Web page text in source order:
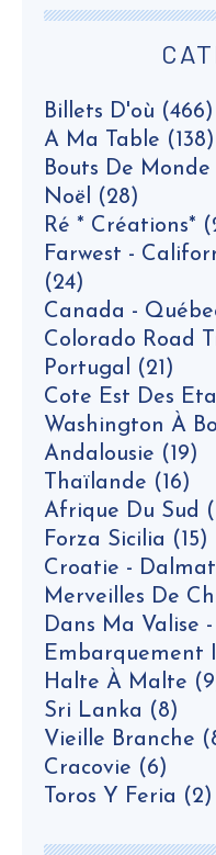
Billets D'où (466)
A Ma Table (138)
Bouts De Monde
Noël (28)
Ré * Créations*
Farwest -
(24)
Canada -
Colorado Road
Portugal (21)
Cote Est Des
Washington À
Andalousie (19)
Thaïlande (16)
Afrique Du Sud
Forza Sicilia (15)
Croatie -
Merveilles De
Dans Ma Valise -
Embarquement
Halte À Malte
Sri Lanka (8)
Vieille Branche
Cracovie (6)
Toros Y Feria (2)